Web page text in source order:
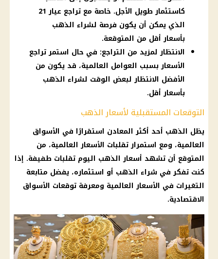
كاستثمار طويل الأجل. خاصة مع تراجع عيار 21
الذي يمكن أن يكون فرصة لشراء الذهب
بأسعار أقل من المتوقعة.
الانتظار لمزيد من التراجع: في حال استمر تراجع
الأسعار بسبب العوامل العالمية، قد يكون من
الأفضل الانتظار لبعض الوقت لشراء الذهب
بأسعار أقل.
التوقعات المستقبلية لأسعار الذهب
يظل الذهب أحد أكثر المعادن استقرارًا في الأسواق
العالمية، ومع استمرار تقلبات الأسعارالعالمية، من
المتوقع أن تشهد أسعار الذهب اليوم تقلبات طفيفة. إذا
كنت تفكر في شراء الذهب أو استثماره، يفضل متابعة
التغيرات في الأسعارالعالمية ومعرفة توقعات الأسواق
الاقتصادية.